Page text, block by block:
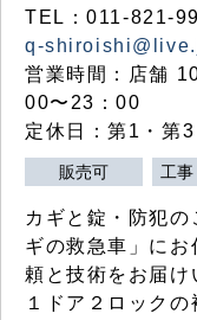
TEL：011-821-
q-
営業時間：店舗
00〜23：00
定休日：第1・第
販売可 工
カギと錠・防犯
ギの救急車」に
頼と技術をお届け
１ドア２ロック